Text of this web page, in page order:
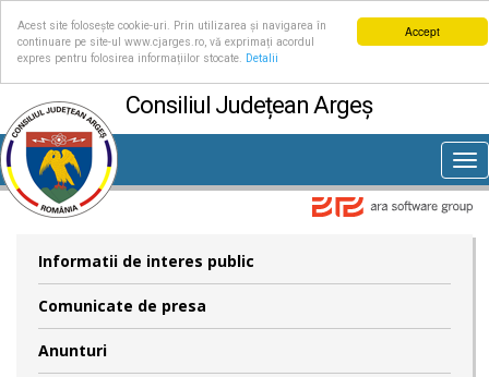
Accept
Acest site folosește cookie-uri. Prin utilizarea și navigarea în
continuare pe site-ul www.cjarges.ro, vă exprimați acordul
expres pentru folosirea informațiilor stocate.
Detalii
Consiliul Județean Argeș
Informatii de interes public
Comunicate de presa
Anunturi